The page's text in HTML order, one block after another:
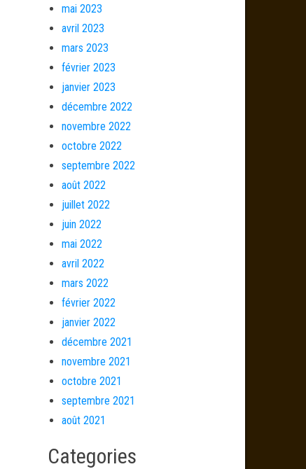
mai 2023
avril 2023
mars 2023
février 2023
janvier 2023
décembre 2022
novembre 2022
octobre 2022
septembre 2022
août 2022
juillet 2022
juin 2022
mai 2022
avril 2022
mars 2022
février 2022
janvier 2022
décembre 2021
novembre 2021
octobre 2021
septembre 2021
août 2021
Categories